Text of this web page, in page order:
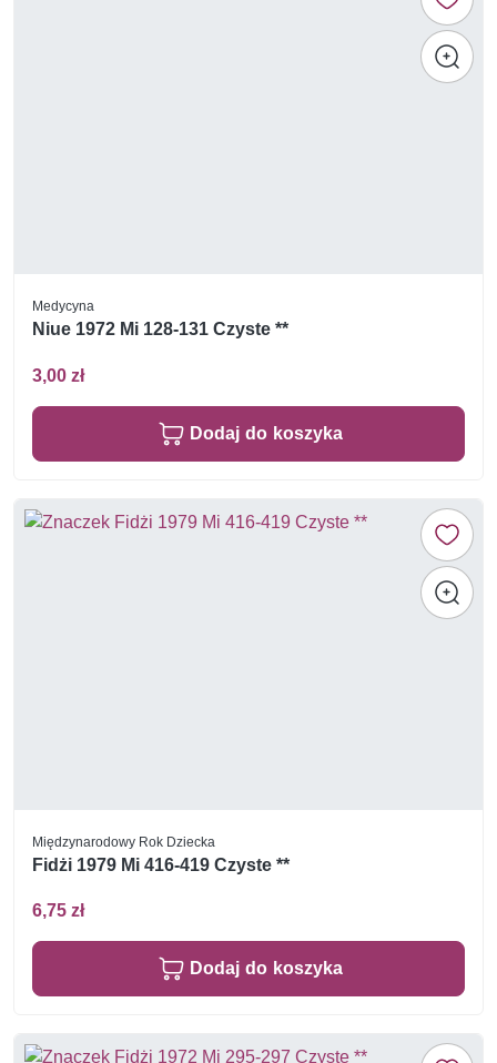
Medycyna
Niue 1972 Mi 128-131 Czyste **
3,00 zł
Dodaj do koszyka
Międzynarodowy Rok Dziecka
Fidżi 1979 Mi 416-419 Czyste **
6,75 zł
Dodaj do koszyka